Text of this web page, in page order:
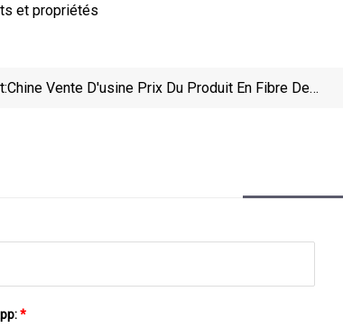
et propriétés
Chine Vente D'usine Prix Du Produit En Fibre De
*